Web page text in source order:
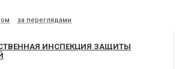
за переглядами
ИНСПЕКЦИЯ ЗАЩИТЫ